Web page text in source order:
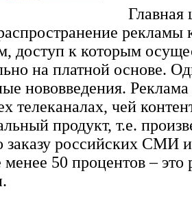
Главная
рекламы
доступ к которым
на платной основе.
нововведения. Реклама
телеканалах, чей
продукт, т.е.
заказу российских СМИ и
менее 50 процентов – это